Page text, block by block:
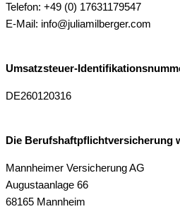
Telefon: +49 (0) 17631179547
E-Mail: info@juliamilberger.com
Umsatzsteuer-
DE260120316
Die Berufshaftpflichtversicherung
Mannheimer Versicherung AG
Augustaanlage 66
68165 Mannheim